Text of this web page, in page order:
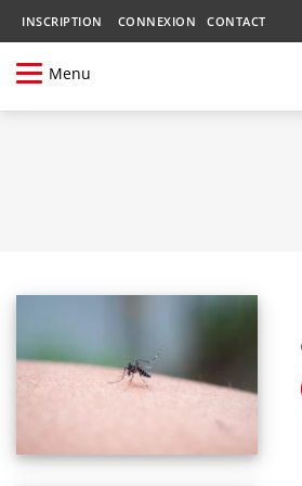
INSCRIPTION CONNEXION CONTACT
Menu